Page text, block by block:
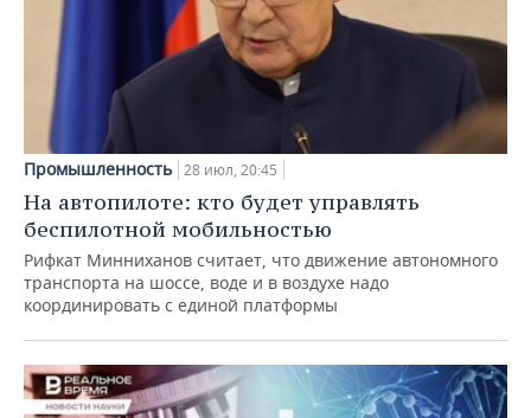
Промышленность 28 июл, 20:45
На автопилоте: кто будет управлять
беспилотной мобильностью
Рифкат Минниханов считает, что движение автономного
транспорта на шоссе, воде и в воздухе надо
координировать с единой платформы